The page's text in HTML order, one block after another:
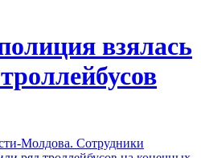
взялась
Молдова. Сотрудники